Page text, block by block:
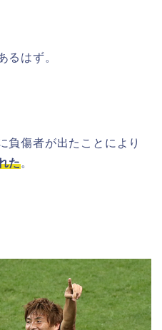
るはず。
負傷者が出たことにより
た。